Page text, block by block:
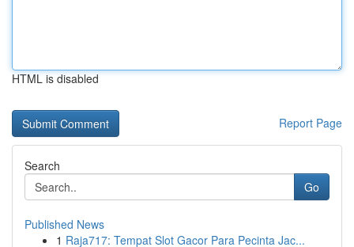
HTML is disabled
Report Page
Search
Go
Published News
1 Raja717: Tempat Slot Gacor Para Pecinta Jac...